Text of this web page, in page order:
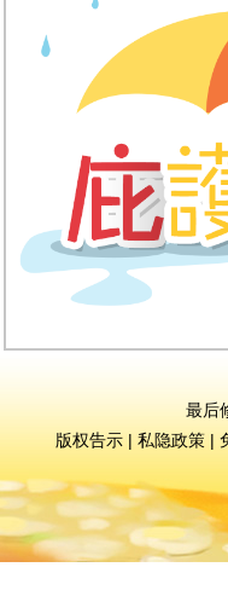
最后
版权告示 | 私隐政策 |